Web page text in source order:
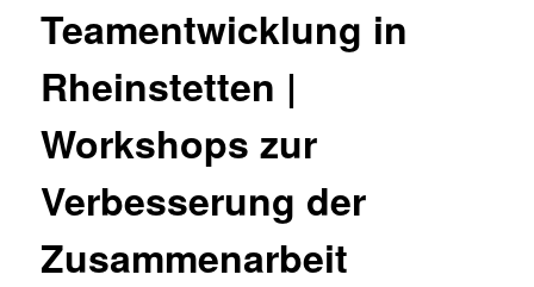
Teamentwicklung in
Rheinstetten |
Workshops zur
Verbesserung der
Zusammenarbeit